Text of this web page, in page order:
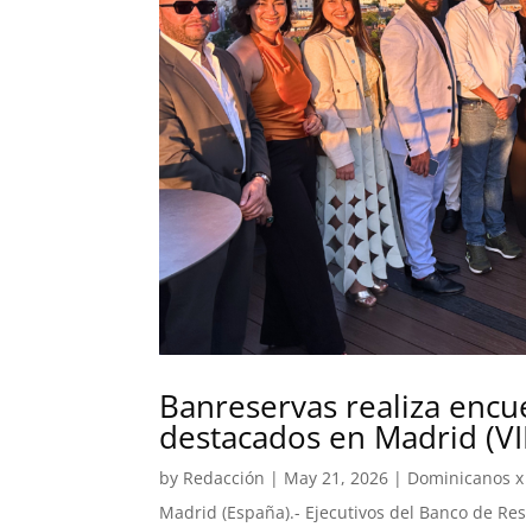
Banreservas realiza
destacados en Madrid
by Redacción | May 21, 2026 | Dominicanos
Madrid (España).- Ejecutivos del Banco de